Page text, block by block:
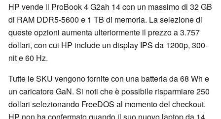
HP vende il ProBook 4 G2ah 14 con un massimo di 32 GB
di RAM DDR5-5600 e 1 TB di memoria. La selezione di
queste opzioni aumenta ulteriormente il prezzo a 3.757
dollari, con cui HP include un display IPS da 1200p, 300-
nit e 60 Hz.
Tutte le SKU vengono fornite con una batteria da 68 Wh e
un caricatore GaN. Si noti che è possibile risparmiare 250
dollari selezionando FreeDOS al momento del checkout.
HP non ha confermato quando il suo nuovo laptop da 14